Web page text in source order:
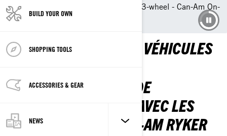
BUILD YOUR OWN
SHOPPING TOOLS
ACCESSORIES & GEAR
NEWS
New 2024 Ryker & Spyder 3-wheel - Can-Am On-
Road
NOUVELLE GAMME DE VÉHICULES
VIVEZ ENCORE PLUS DE
SENSATIONS FORTES AVEC LES
TOUS NOUVEAUX CAN-AM RYKER